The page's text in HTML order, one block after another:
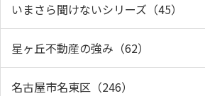
いまさら聞けないシリーズ（45）
星ヶ丘不動産の強み（62）
名古屋市名東区（246）